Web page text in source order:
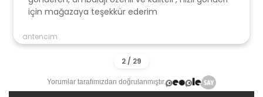
için mağazaya teşekkür ederim
antencim
Yorumlar tarafımızdan doğrulanmıştır.